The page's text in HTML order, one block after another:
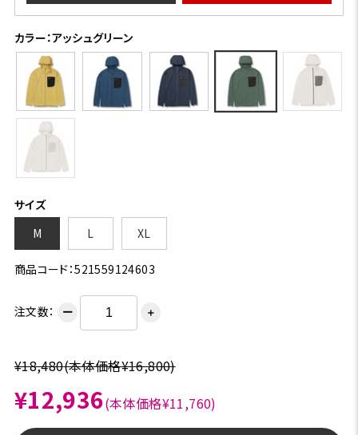
カラー：アッシュグリーン
サイズ
M
L XL
商品コード：521559124603
注文数： ー ＋
¥18,480(本体価格¥16,800)
¥12,936(本体価格¥11,760)